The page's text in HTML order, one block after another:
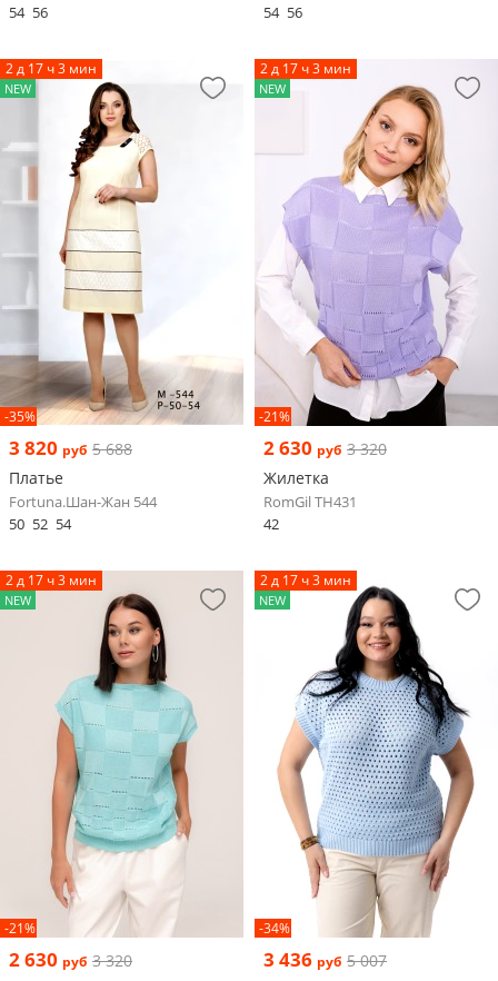
54 56
54 56
2 д 17 ч 3 мин
NEW
-35%
3 820 руб 5 688
Платье
Fortuna.Шан-Жан 544
50 52 54
2 д 17 ч 3 мин
NEW
-21%
2 630 руб 3 320
Жилетка
RomGil ТН431
42
2 д 17 ч 3 мин
NEW
-21%
2 630 руб 3 320
2 д 17 ч 3 мин
NEW
-34%
3 436 руб 5 007